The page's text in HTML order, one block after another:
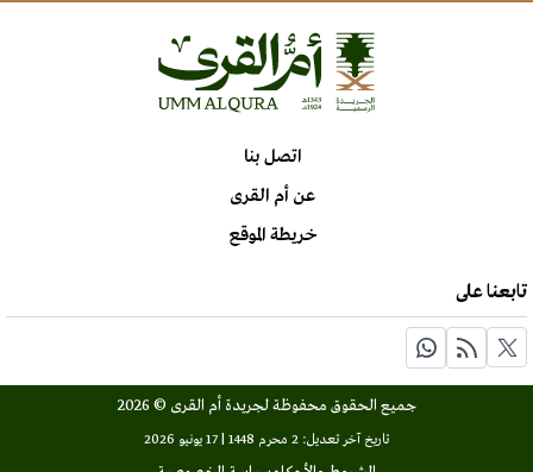
اتصل بنا
عن أم القرى
خريطة الموقع
تابعنا على
جميع الحقوق محفوظة لجريدة أم القرى © 2026
تاريخ آخر تعديل: 2 محرم 1448 | 17 يونيو 2026